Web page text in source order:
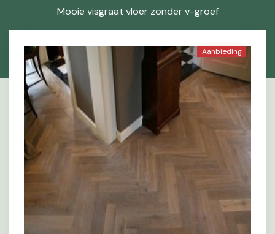
Mooie visgraat vloer zonder v-groef
Aanbieding